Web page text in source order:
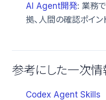
AI Agent開発: 業務
拠、人間の確認ポイン
参考にした一次情
Codex Agent Skills